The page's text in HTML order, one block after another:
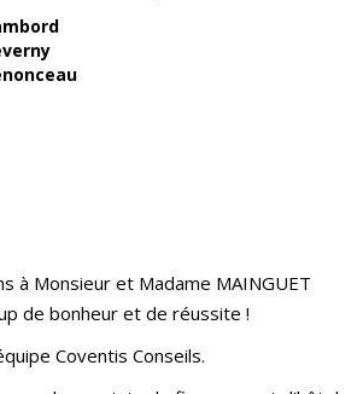
à Monsieur et Madame MAINGUET
de bonheur et de réussite !
Coventis Conseils.